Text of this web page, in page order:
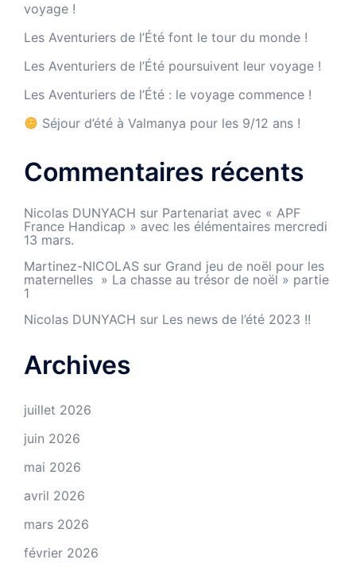
voyage !
Les Aventuriers de l’Été font le tour du monde !
Les Aventuriers de l’Été poursuivent leur voyage !
Les Aventuriers de l’Été : le voyage commence !
Séjour d’été à Valmanya pour les 9/12 ans !
Commentaires récents
Nicolas DUNYACH sur Partenariat avec « APF
France Handicap » avec les élémentaires mercredi
13 mars.
Martinez-NICOLAS sur Grand jeu de noël pour les
maternelles » La chasse au trésor de noël » partie
1
Nicolas DUNYACH sur Les news de l’été 2023 !!
Archives
juillet 2026
juin 2026
mai 2026
avril 2026
mars 2026
février 2026